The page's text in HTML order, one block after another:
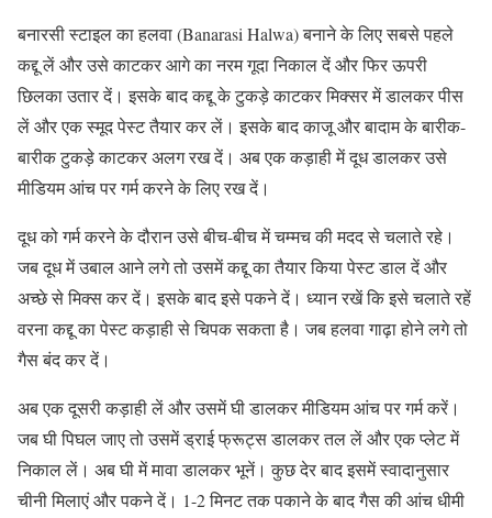
बनारसी स्टाइल का हलवा (Banarasi Halwa) बनाने के लिए सबसे पहले
कद्दू लें और उसे काटकर आगे का नरम गूदा निकाल दें और फिर ऊपरी
छिलका उतार दें। इसके बाद कद्दू के टुकड़े काटकर मिक्सर में डालकर पीस
लें और एक स्मूद पेस्ट तैयार कर लें। इसके बाद काजू और बादाम के बारीक-
बारीक टुकड़े काटकर अलग रख दें। अब एक कड़ाही में दूध डालकर उसे
मीडियम आंच पर गर्म करने के लिए रख दें।
दूध को गर्म करने के दौरान उसे बीच-बीच में चम्मच की मदद से चलाते रहे।
जब दूध में उबाल आने लगे तो उसमें कद्दू का तैयार किया पेस्ट डाल दें और
अच्छे से मिक्स कर दें। इसके बाद इसे पकने दें। ध्यान रखें कि इसे चलाते रहें
वरना कद्दू का पेस्ट कड़ाही से चिपक सकता है। जब हलवा गाढ़ा होने लगे तो
गैस बंद कर दें।
अब एक दूसरी कड़ाही लें और उसमें घी डालकर मीडियम आंच पर गर्म करें।
जब घी पिघल जाए तो उसमें ड्राई फ्रूट्स डालकर तल लें और एक प्लेट में
निकाल लें। अब घी में मावा डालकर भूनें। कुछ देर बाद इसमें स्वादानुसार
चीनी मिलाएं और पकने दें। 1-2 मिनट तक पकाने के बाद गैस की आंच धीमी